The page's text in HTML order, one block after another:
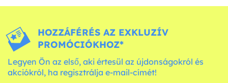
HOZZÁFÉRÉS AZ EXKLUZÍV
PROMÓCIÓKHOZ*
Legyen Ön az első, aki értesül az újdonságokról és
akciókról, ha regisztrálja e-mail-címét!